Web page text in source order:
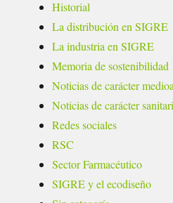
Historial
La distribución en SIGRE
La industria en SIGRE
Memoria de sostenibilidad
Noticias de carácter
Noticias de carácter
Redes sociales
RSC
Sector Farmacéutico
SIGRE y el ecodiseño